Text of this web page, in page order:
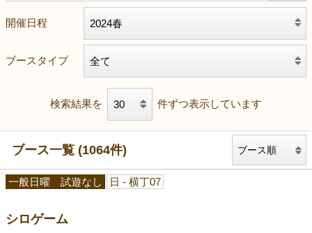
開催日程
ブースタイプ
検索結果を 件ずつ表示しています
ブース一覧 (1064件)
シロゲーム
一般日曜 試遊なし 日 - 横丁07